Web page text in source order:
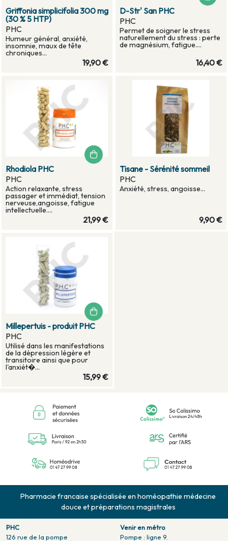
Griffonia simplicifolia 300 mg
(30 % 5 HTP)
PHC
Humeur général, anxiété,
insomnie, maux de tête
chroniques...
19,90 €
D-Str' San PHC
PHC
Permet de soigner le stress
naturellement du stress : perte
de magnésium, fatigue....
16,40 €
Rhodiola PHC
PHC
Action relaxante, stress
passager et immédiat, tension
nerveuse,angoisse, fatigue
intellectuelle....
21,99 €
Tisane - Sérénité sommeil
PHC
Anxiété, stress, angoisse...
9,90 €
Millepertuis - produit PHC
PHC
Utilisé dans les manifestations
de la dépression légère et
transitoire ainsi que pour
l'anxiét�...
15,99 €
Pharmacie francaise spécialisée en homéopathie médecine
douce et préparations magistrales
PHC
126 rue de la pompe
Venir en métro
Pompe : ligne 9.